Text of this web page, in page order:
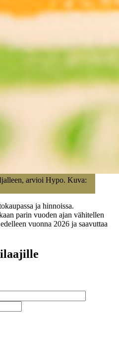
arvioi Hypo. Kuva:
ja hinnoissa.
parin vuoden ajan vähitellen
vuonna 2026 ja saavuttaa